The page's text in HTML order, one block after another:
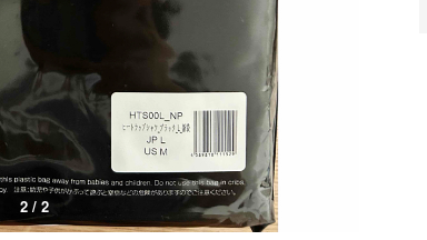
1 / 2